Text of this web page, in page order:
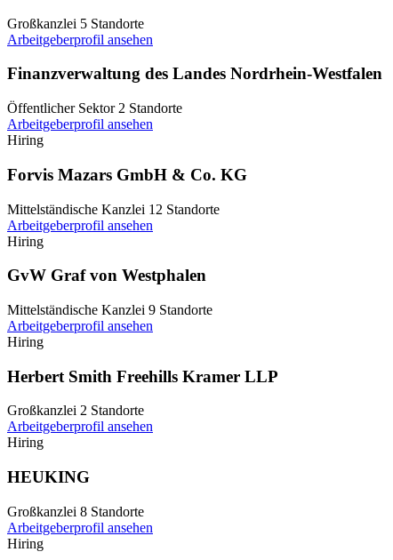
Großkanzlei 5 Standorte
Arbeitgeberprofil ansehen
Finanzverwaltung des Landes Nordrhein-Westfalen
Öffentlicher Sektor 2 Standorte
Arbeitgeberprofil ansehen
Hiring
Forvis Mazars GmbH & Co. KG
Mittelständische Kanzlei 12 Standorte
Arbeitgeberprofil ansehen
Hiring
GvW Graf von Westphalen
Mittelständische Kanzlei 9 Standorte
Arbeitgeberprofil ansehen
Hiring
Herbert Smith Freehills Kramer LLP
Großkanzlei 2 Standorte
Arbeitgeberprofil ansehen
Hiring
HEUKING
Großkanzlei 8 Standorte
Arbeitgeberprofil ansehen
Hiring